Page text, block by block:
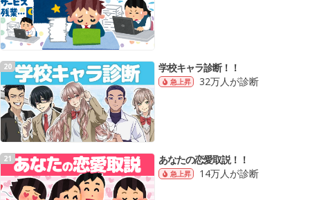
20 学校キャラ診断！！
急上昇 32万人が診断
21 あなたの恋愛取説！！
急上昇 14万人が診断